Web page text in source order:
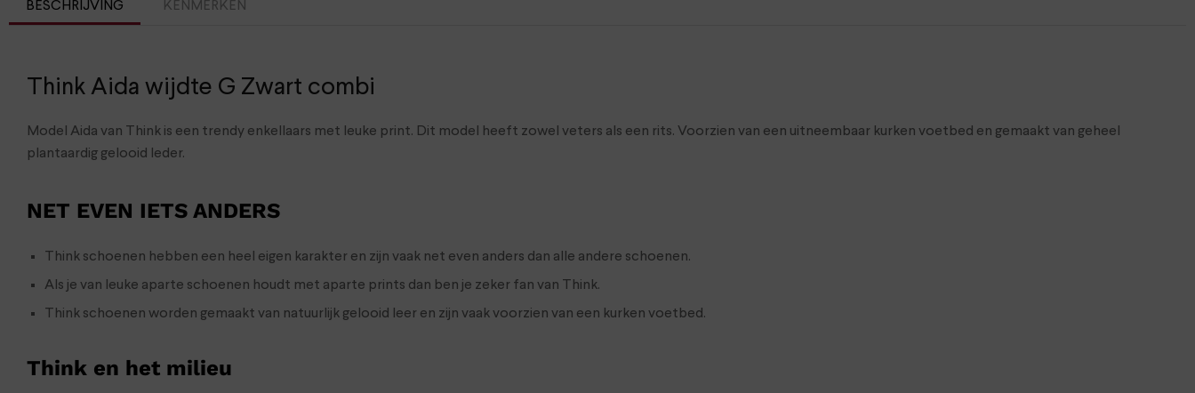
BESCHRIJVING KENMERKEN
Think Aida wijdte G Zwart combi
Model Aida van Think is een trendy enkellaars met leuke print. Dit model heeft zowel veters als een rits. Voorzien van een uitneembaar kurken voetbed en gemaakt van geheel
plantaardig gelooid leder.
NET EVEN IETS ANDERS
Think schoenen hebben een heel eigen karakter en zijn vaak net even anders dan alle andere schoenen.
Als je van leuke aparte schoenen houdt met aparte prints dan ben je zeker fan van Think.
Think schoenen worden gemaakt van natuurlijk gelooid leer en zijn vaak voorzien van een kurken voetbed.
Think en het milieu